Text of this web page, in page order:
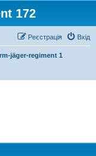
172
Вхід
Реєстрація
jäger-regiment 1